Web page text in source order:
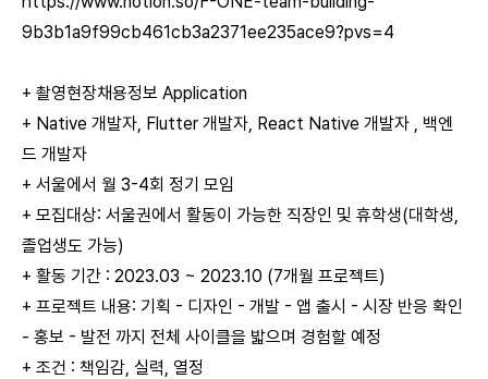
9b3b1a9f99cb461cb3a2371ee235ace9?pvs=4
+ 촬영현장채용정보 Application
+ Native 개발자, Flutter 개발자, React Native 개발자 , 백엔
드 개발자
+ 서울에서 월 3-4회 정기 모임
+ 모집대상: 서울권에서 활동이 가능한 직장인 및 휴학생(대학생,
졸업생도 가능)
+ 활동 기간 : 2023.03 ~ 2023.10 (7개월 프로젝트)
+ 프로젝트 내용: 기획 - 디자인 - 개발 - 앱 출시 - 시장 반응 확인
- 홍보 - 발전 까지 전체 사이클을 밟으며 경험할 예정
+ 조건 : 책임감, 실력, 열정